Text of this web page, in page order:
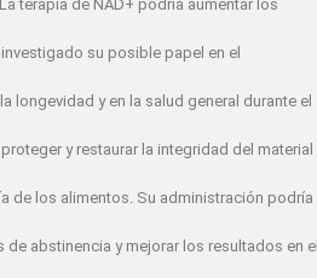
terapia de NAD+ podría aumentar los
su posible papel en el
y en la salud general durante el
y restaurar la integridad del material
de los alimentos. Su administración podría
abstinencia y mejorar los resultados en el